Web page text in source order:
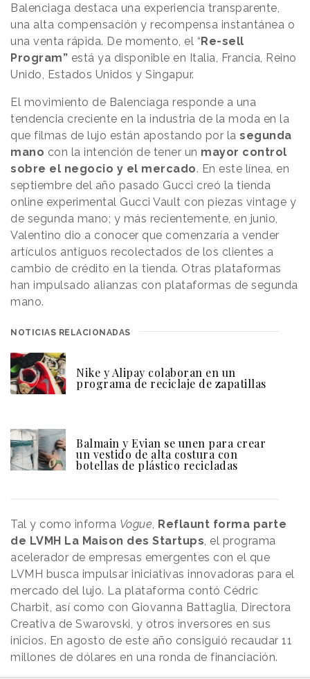
“Dove cree que la belleza debe ser una fuente de
confianza, no de ansiedad, en todos los aspectos de
con la campañaLeandro Barreto, Vicepresidente
Global de Dove.
Si bien la industria de los juegos ha logrado avances
significativos para ser más inclusiva, es necesario
acelerar el progreso para desafiar las estrechas
definiciones de belleza que aún son visibles en el
mundo virtual”.
NOTICIAS RELACIONADAS
Según Kantar, las españolas son las
internautas europeas que más juegan
como los femeninos: así conciencia
esta iniciativa sobre la sexualización
de las mujeres en los videojuegos
Tomás Ostiglia, Director Creativo Ejecutivo de
LOLA MullenLowe Madrid, señala por su parte: “
películas en la cultura ahora también se encuentra en
edad, millones de niñas están expuestas a los
estereotipos de belleza que retratan. El proyecto Real
Virtual Beauty demuestra lo difícil que es para las
mujeres y las niñas ver una representación real en el
mundo de los juegos”.
Balenciaga destaca una experiencia transparente,
una alta compensación y recompensa instantánea o
una venta rápida. De momento, el “Re-sell
Program” está ya disponible en Italia, Francia, Reino
Unido, Estados Unidos y Singapur.
El movimiento de Balenciaga responde a una
tendencia creciente en la industria de la moda en la
que filmas de lujo están apostando por la segunda
mano con la intención de tener un mayor control
sobre el negocio y el mercado. En este línea, en
septiembre del año pasado Gucci creó la tienda
online experimental Gucci Vault con piezas vintage y
de segunda mano; y más recientemente, en junio,
Valentino dio a conocer que comenzaría a vender
artículos antiguos recolectados de los clientes a
cambio de crédito en la tienda. Otras plataformas
han impulsado alianzas con plataformas de segunda
mano.
NOTICIAS RELACIONADAS
Nike y Alipay colaboran en un
programa de reciclaje de zapatillas
Balmain y Evian se unen para crear
un vestido de alta costura con
botellas de plástico recicladas
Tal y como informa Vogue Reflaunt forma parte
de LVMH La Maison des Startups , el programa
acelerador de empresas emergentes con el que
LVMH busca impulsar iniciativas innovadoras para el
mercado del lujo. La plataforma contó Cédric
Charbit, así como con Giovanna Battaglia, Directora
Creativa de Swarovski, y otros inversores en sus
inicios. En agosto de este año consiguió recaudar 11
millones de dólares en una ronda de financiación.